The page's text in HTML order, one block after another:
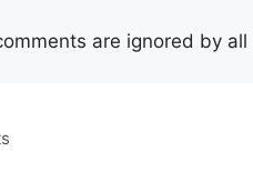
are ignored by all